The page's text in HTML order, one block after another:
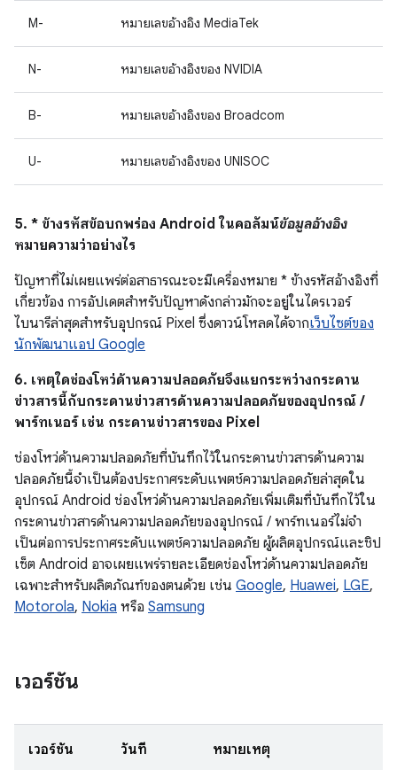
M- หมายเลขอ้างอิง MediaTek
N- หมายเลขอ้างอิงของ NVIDIA
B- หมายเลขอ้างอิงของ Broadcom
U- หมายเลขอ้างอิงของ UNISOC
5. * ข้างรหัสข้อบกพร่อง Android ในคอลัมน์ข้อมูลอ้างอิง
หมายความว่าอย่างไร
ปัญหาที่ไม่เผยแพร่ต่อสาธารณะจะมีเครื่องหมาย * ข้างรหัสอ้างอิงที่
เกี่ยวข้อง การอัปเดตสำหรับปัญหาดังกล่าวมักจะอยู่ในไดรเวอร์
ไบนารีล่าสุดสำหรับอุปกรณ์ Pixel ซึ่งดาวน์โหลดได้จากเว็บไซต์ของ
นักพัฒนาแอป Google
6. เหตุใดช่องโหว่ด้านความปลอดภัยจึงแยกระหว่างกระดาน
ข่าวสารนี้กับกระดานข่าวสารด้านความปลอดภัยของอุปกรณ์ /
พาร์ทเนอร์ เช่น กระดานข่าวสารของ Pixel
ช่องโหว่ด้านความปลอดภัยที่บันทึกไว้ในกระดานข่าวสารด้านความ
ปลอดภัยนี้จำเป็นต้องประกาศระดับแพตช์ความปลอดภัยล่าสุดใน
อุปกรณ์ Android ช่องโหว่ด้านความปลอดภัยเพิ่มเติมที่บันทึกไว้ใน
กระดานข่าวสารด้านความปลอดภัยของอุปกรณ์ / พาร์ทเนอร์ไม่จํา
เป็นต่อการประกาศระดับแพตช์ความปลอดภัย ผู้ผลิตอุปกรณ์และชิป
เซ็ต Android อาจเผยแพร่รายละเอียดช่องโหว่ด้านความปลอดภัย
เฉพาะสำหรับผลิตภัณฑ์ของตนด้วย เช่น Google, Huawei, LGE,
Motorola, Nokia หรือ Samsung
เวอร์ชัน
เวอร์ชัน วันที่ หมายเหตุ